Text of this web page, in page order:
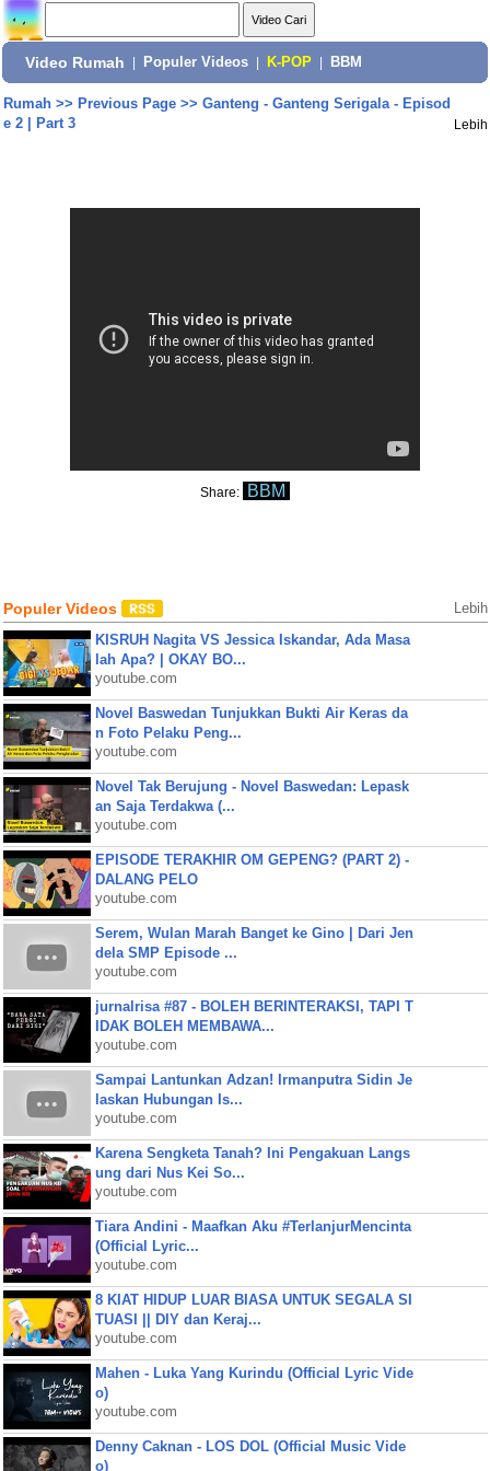
Video Rumah Populer Videos K-POP BBM
Rumah>> Previous Page>> Ganteng - Ganteng Serigala - Episod
e 2 | Part 3
Lebih
Share: BBM
Populer Videos Lebih
KISRUH Nagita VS Jessica Iskandar, Ada Masa
lah Apa? | OKAY BO...
youtube.com
Novel Baswedan Tunjukkan Bukti Air Keras da
n Foto Pelaku Peng...
youtube.com
Novel Tak Berujung - Novel Baswedan: Lepask
an Saja Terdakwa (...
youtube.com
EPISODE TERAKHIR OM GEPENG? (PART 2) -
DALANG PELO
youtube.com
Serem, Wulan Marah Banget ke Gino | Dari Jen
dela SMP Episode ...
youtube.com
jurnalrisa #87 - BOLEH BERINTERAKSI, TAPI T
IDAK BOLEH MEMBAWA...
youtube.com
Sampai Lantunkan Adzan! Irmanputra Sidin Je
laskan Hubungan Is...
youtube.com
Karena Sengketa Tanah? Ini Pengakuan Langs
ung dari Nus Kei So...
youtube.com
Tiara Andini - Maafkan Aku #TerlanjurMencinta
(Official Lyric...
youtube.com
8 KIAT HIDUP LUAR BIASA UNTUK SEGALA SI
TUASI || DIY dan Keraj...
youtube.com
Mahen - Luka Yang Kurindu (Official Lyric Vide
o)
youtube.com
Denny Caknan - LOS DOL (Official Music Vide
o)